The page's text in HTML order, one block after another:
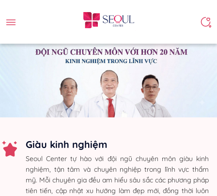
Giàu kinh nghiệm
Seoul Center tự hào với đội ngũ chuyên môn giàu kinh
nghiệm, tận tâm và chuyên nghiệp trong lĩnh vực thẩm
mỹ. Mỗi chuyên gia đều am hiểu sâu sắc các phương pháp
tiên tiến, cập nhật xu hướng làm đẹp mới, đồng thời luôn